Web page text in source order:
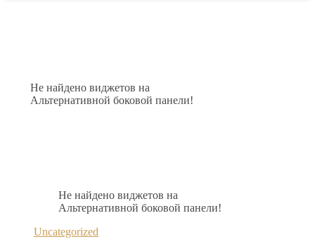
Не найдено виджетов на
Альтернативной боковой панели!
Не найдено виджетов на
Альтернативной боковой панели!
Uncategorized